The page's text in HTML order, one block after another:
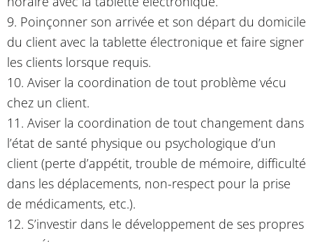
9. Poinçonner son arrivée et son départ du domicile
du client avec la tablette électronique et faire signer
les clients lorsque requis.
10. Aviser la coordination de tout problème vécu
chez un client.
11. Aviser la coordination de tout changement dans
l’état de santé physique ou psychologique d’un
client (perte d’appétit, trouble de mémoire, difficulté
dans les déplacements, non-respect pour la prise
de médicaments, etc.).
12. S’investir dans le développement de ses propres